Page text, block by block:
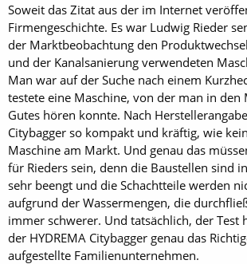
Soweit das Zitat aus der im Internet
Firmengeschichte. Es war Ludwig Rieder
der Marktbeobachtung den
und der Kanalsanierung verwendeten
Man war auf der Suche nach einem
testete eine Maschine, von der man in den
Gutes hören konnte. Nach
Citybagger so kompakt und kräftig, wie
Maschine am Markt. Und genau das
für Rieders sein, denn die Baustellen sind
sehr beengt und die Schachtteile werden
aufgrund der Wassermengen, die
immer schwerer. Und tatsächlich, der Test
der HYDREMA Citybagger genau das
aufgestellte Familienunternehmen.